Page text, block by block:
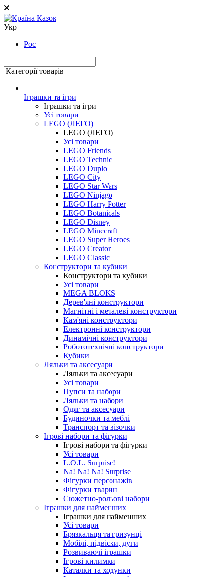
Укр
Рос
Категорії товарів
Іграшки та ігри
Іграшки та ігри
Усі товари
LEGO (ЛЕГО)
LEGO (ЛЕГО)
Усі товари
LEGO Friends
LEGO Technic
LEGO Duplo
LEGO City
LEGO Star Wars
LEGO Ninjago
LEGO Harry Potter
LEGO Botanicals
LEGO Disney
LEGO Minecraft
LEGO Super Heroes
LEGO Creator
LEGO Classic
Конструктори та кубики
Конструктори та кубики
Усі товари
MEGA BLOKS
Дерев'яні конструктори
Магнітні і металеві конструктори
Кам'яні конструктори
Електронні конструктори
Динамічні конструктори
Робототехнічні конструктори
Кубики
Ляльки та аксесуари
Ляльки та аксесуари
Усі товари
Пупси та набори
Ляльки та набори
Одяг та аксесуари
Будиночки та меблі
Транспорт та візочки
Ігрові набори та фігурки
Ігрові набори та фігурки
Усі товари
L.O.L. Surprise!
Na! Na! Na! Surprise
Фігурки персонажів
Фігурки тварин
Сюжетно-рольові набори
Іграшки для найменших
Іграшки для найменших
Усі товари
Брязкальця та гризунці
Мобілі, підвіски, дуги
Розвиваючі іграшки
Ігрові килимки
Каталки та ходунки